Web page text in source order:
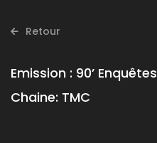
Retour
Emission : 90’ Enquêtes
Chaine: TMC